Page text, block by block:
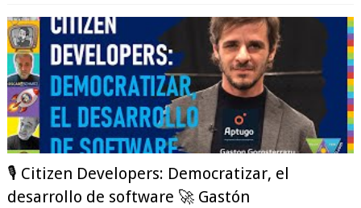
🎙️ Citizen Developers: Democratizar, el
desarrollo de software 🚀 Gastón